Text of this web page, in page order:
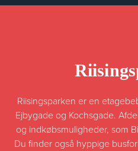
Riisingsparken er en
Ejbygade og Kochsgade.
og indkøbsmuligheder, som
Du finder også hyppige